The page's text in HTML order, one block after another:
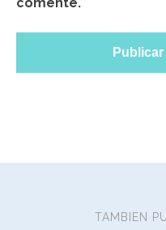
TAMBIEN